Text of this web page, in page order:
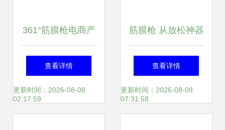
361°筋膜枪电商产
品建模渲染 开启视
觉新维度 —— 黑
查看详情
更新时间：2026-08-08
02:17:59
筋膜枪 从放松神器
到训练必备——如
何一机搞定全身筋
查看详情
更新时间：2026-08-08
07:31:58